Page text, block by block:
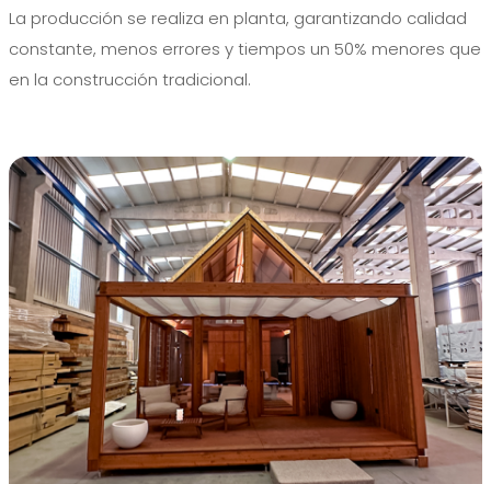
La producción se realiza en planta, garantizando calidad
constante, menos errores y tiempos un 50% menores que
en la construcción tradicional.